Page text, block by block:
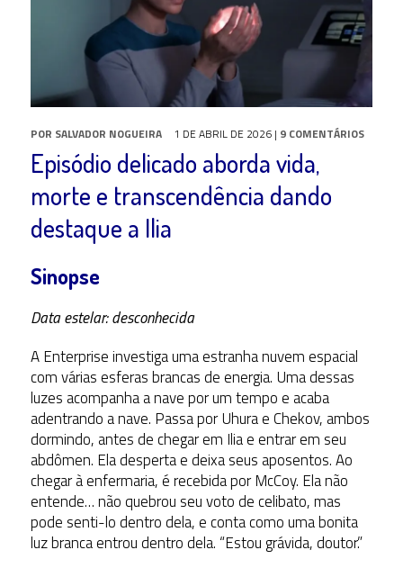
POR SALVADOR NOGUEIRA 1 DE ABRIL DE 2026| 9 COMENTÁRIOS
Episódio delicado aborda vida,
morte e transcendência dando
destaque a Ilia
Sinopse
Data estelar: desconhecida
A Enterprise investiga uma estranha nuvem espacial
com várias esferas brancas de energia. Uma dessas
luzes acompanha a nave por um tempo e acaba
adentrando a nave. Passa por Uhura e Chekov, ambos
dormindo, antes de chegar em Ilia e entrar em seu
abdômen. Ela desperta e deixa seus aposentos. Ao
chegar à enfermaria, é recebida por McCoy. Ela não
entende… não quebrou seu voto de celibato, mas
pode senti-lo dentro dela, e conta como uma bonita
luz branca entrou dentro dela. “Estou grávida, doutor.”